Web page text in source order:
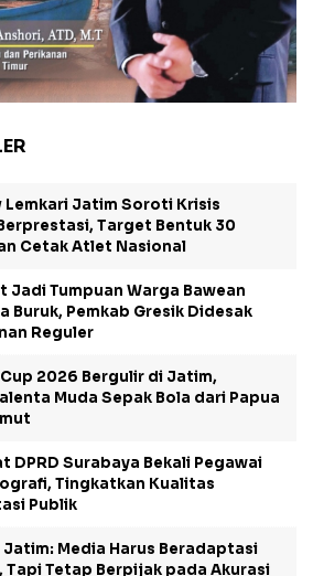
Lemkari Jatim Soroti Krisis
Target Bentuk 30
Cetak Atlet Nasional
Jadi Tumpuan Warga Bawean
Buruk, Pemkab Gresik Didesak
Reguler
2026 Bergulir di Jatim,
Muda Sepak Bola dari Papua
DPRD Surabaya Bekali Pegawai
Tingkatkan Kualitas
Publik
Jatim: Media Harus Beradaptasi
Tapi Tetap Berpijak pada Akurasi